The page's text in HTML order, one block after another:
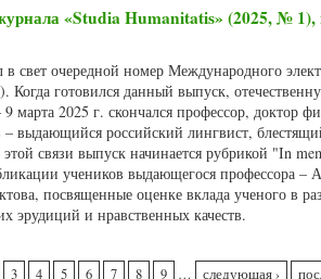
«Studia Humanitatis» (2025, №
свет очередной номер Международного
готовился данный выпуск,
марта 2025 г. скончался профессор, доктор
выдающийся российский лингвист,
связи выпуск начинается рубрикой "In
учеников выдающегося профессора
посвященные оценке вклада ученого в
эрудиций и нравственных качеств.
3 4 5 6 7 8 9 … следующая ›